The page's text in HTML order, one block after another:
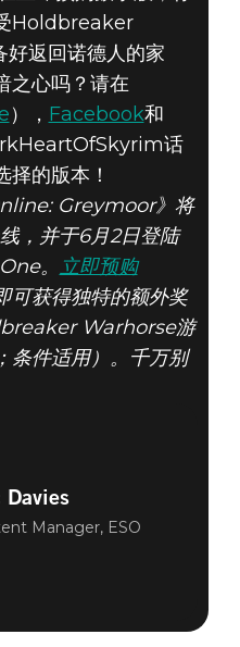
Holdbreaker
返回诺德人的家
之心吗？请在
）， Facebook和
话
择的版本！
Greymoor》将
，并于6月2日登陆
。
立即预购
可获得独特的额外奖
Warhorse游
条件适用）。千万别
Manager, ESO